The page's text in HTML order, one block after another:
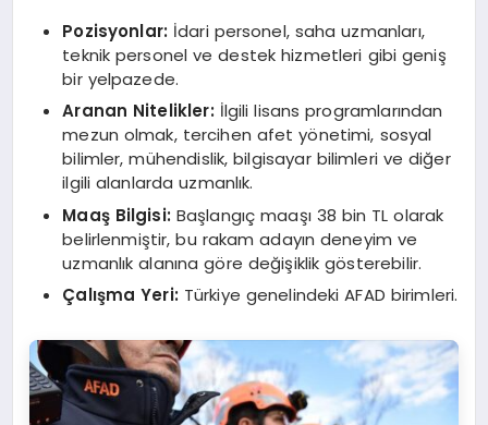
Pozisyonlar: İdari personel, saha uzmanları,
teknik personel ve destek hizmetleri gibi geniş
bir yelpazede.
Aranan Nitelikler: İlgili lisans programlarından
mezun olmak, tercihen afet yönetimi, sosyal
bilimler, mühendislik, bilgisayar bilimleri ve diğer
ilgili alanlarda uzmanlık.
Maaş Bilgisi: Başlangıç maaşı 38 bin TL olarak
belirlenmiştir, bu rakam adayın deneyim ve
uzmanlık alanına göre değişiklik gösterebilir.
Çalışma Yeri: Türkiye genelindeki AFAD birimleri.